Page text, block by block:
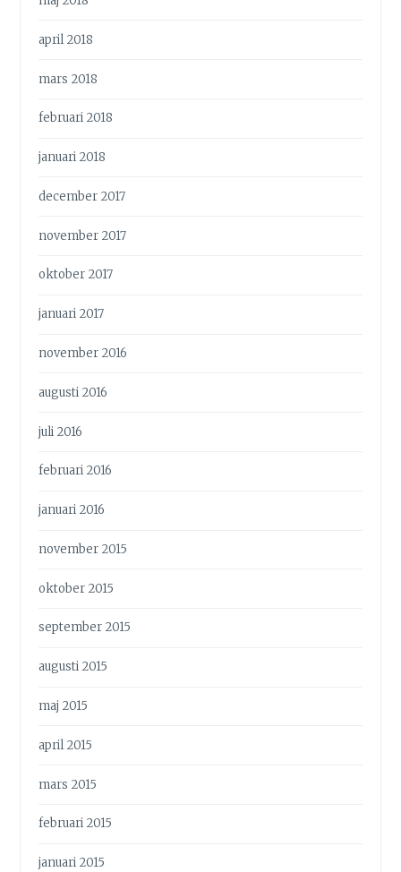
april 2018
mars 2018
februari 2018
januari 2018
december 2017
november 2017
oktober 2017
januari 2017
november 2016
augusti 2016
juli 2016
februari 2016
januari 2016
november 2015
oktober 2015
september 2015
augusti 2015
maj 2015
april 2015
mars 2015
februari 2015
januari 2015